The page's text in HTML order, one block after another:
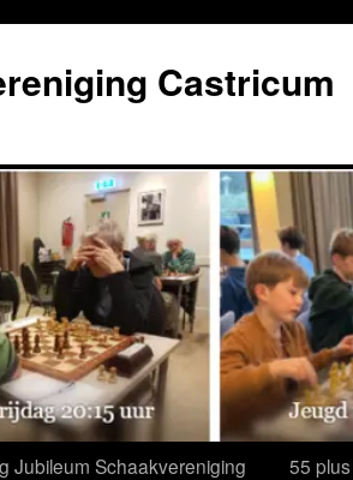
Castricum
Jubileum Schaakvereniging
55